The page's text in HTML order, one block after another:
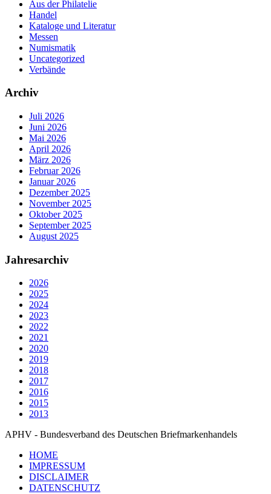
Aus der Philatelie
Handel
Kataloge und Literatur
Messen
Numismatik
Uncategorized
Verbände
Archiv
Juli 2026
Juni 2026
Mai 2026
April 2026
März 2026
Februar 2026
Januar 2026
Dezember 2025
November 2025
Oktober 2025
September 2025
August 2025
Jahresarchiv
2026
2025
2024
2023
2022
2021
2020
2019
2018
2017
2016
2015
2013
APHV - Bundesverband des Deutschen Briefmarkenhandels
HOME
IMPRESSUM
DISCLAIMER
DATENSCHUTZ